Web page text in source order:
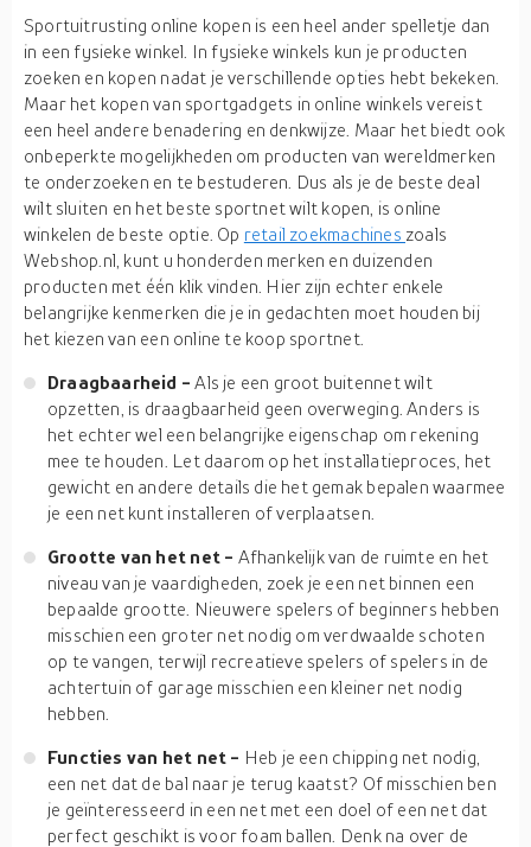
Sportuitrusting online kopen is een heel ander spelletje dan
in een fysieke winkel. In fysieke winkels kun je producten
zoeken en kopen nadat je verschillende opties hebt bekeken.
Maar het kopen van sportgadgets in online winkels vereist
een heel andere benadering en denkwijze. Maar het biedt ook
onbeperkte mogelijkheden om producten van wereldmerken
te onderzoeken en te bestuderen. Dus als je de beste deal
wilt sluiten en het beste sportnet wilt kopen, is online
winkelen de beste optie. Op retail zoekmachines zoals
Webshop.nl, kunt u honderden merken en duizenden
producten met één klik vinden. Hier zijn echter enkele
belangrijke kenmerken die je in gedachten moet houden bij
het kiezen van een online te koop sportnet.
Draagbaarheid -Als je een groot buitennet wilt
opzetten, is draagbaarheid geen overweging. Anders is
het echter wel een belangrijke eigenschap om rekening
mee te houden. Let daarom op het installatieproces, het
gewicht en andere details die het gemak bepalen waarmee
je een net kunt installeren of verplaatsen.
Grootte van het net - Afhankelijk van de ruimte en het
niveau van je vaardigheden, zoek je een net binnen een
bepaalde grootte. Nieuwere spelers of beginners hebben
misschien een groter net nodig om verdwaalde schoten
op te vangen, terwijl recreatieve spelers of spelers in de
achtertuin of garage misschien een kleiner net nodig
hebben.
Functies van het net - Heb je een chipping net nodig,
een net dat de bal naar je terug kaatst? Of misschien ben
je geïnteresseerd in een net met een doel of een net dat
perfect geschikt is voor foam ballen. Denk na over de